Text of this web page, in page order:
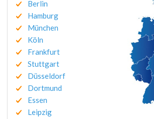
Berlin
Hamburg
München
Köln
Frankfurt
Stuttgart
Düsseldorf
Dortmund
Essen
Leipzig